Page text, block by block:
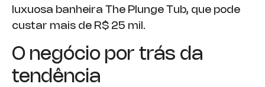
luxuosa banheira The Plunge Tub, que pode
custar mais de R$ 25 mil.
O negócio por trás da
tendência